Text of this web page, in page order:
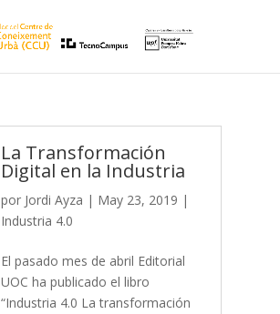
La Transformación
Digital en la Industria
por Jordi Ayza | May 23, 2019 |
Industria 4.0
El pasado mes de abril Editorial
UOC ha publicado el libro
“Industria 4.0 La transformación